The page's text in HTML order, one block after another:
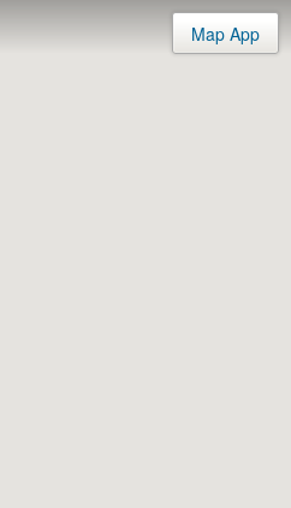
Map App